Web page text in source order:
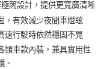
先享後付」服務完成之交
交易相關給付款項請求債
簡設計，提供更寬廣清晰
，有效減少夜間車燈眩
速行駛時依然穩固不晃
類車款內裝，兼具實用性
。